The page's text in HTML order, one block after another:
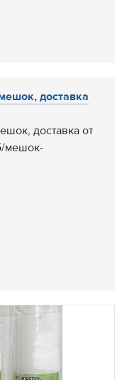
доставка
доставка от
мешок-